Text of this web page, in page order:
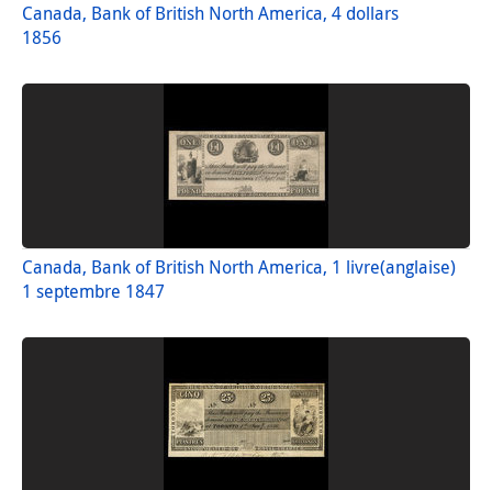
Canada, Bank of British North America, 4 dollars
1856
Canada, Bank of British North America, 1 livre(anglaise)
1 septembre 1847